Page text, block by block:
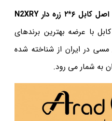
اصل کابل ۶*۲ زره دار
N2XRY
کابل با عرضه بهترین برندهای
مسی در ایران از شناخته شده
به شمار می رود.